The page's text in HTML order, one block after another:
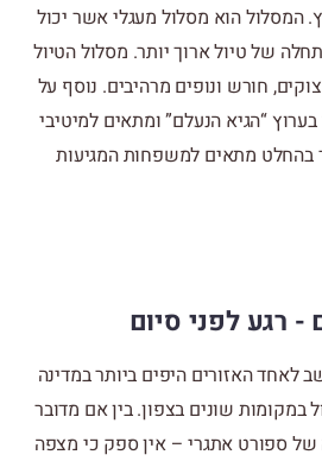
המסלול הוא מסלול מעגלי אשר יכול
של טיול ארוך יותר. מסלול הטיול
חורש ונופים מרהיבים. נוסף על
“הגיא הנעלם” ומתאים למיטיבי
מתאים למשפחות המגיעות
- רגע לפני סיום
לאחד האזורים היפים ביותר במדינה
במקומות שונים בצפון. בין אם מדובר
של ספורט אתגרי – אין ספק כי מצפה